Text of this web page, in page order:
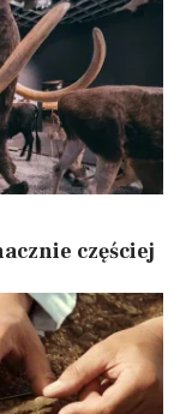
częściej